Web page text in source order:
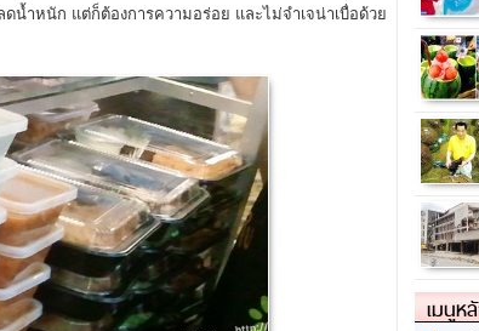
น้ำหนัก แต่ก็ต้องการความอร่อย และไม่จำเจน่าเบื่อด้วย
เมนูห